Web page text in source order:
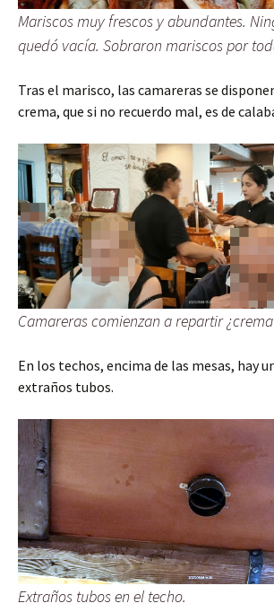
Mariscos muy frescos y abundantes.
quedó vacía. Sobraron mariscos por
Tras el marisco, las camareras se
crema, que si no recuerdo mal, es de
Camareras comienzan a repartir
En los techos, encima de las mesas, hay
extraños tubos.
Extraños tubos en el techo.